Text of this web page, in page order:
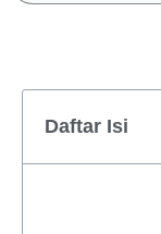
Daftar Isi